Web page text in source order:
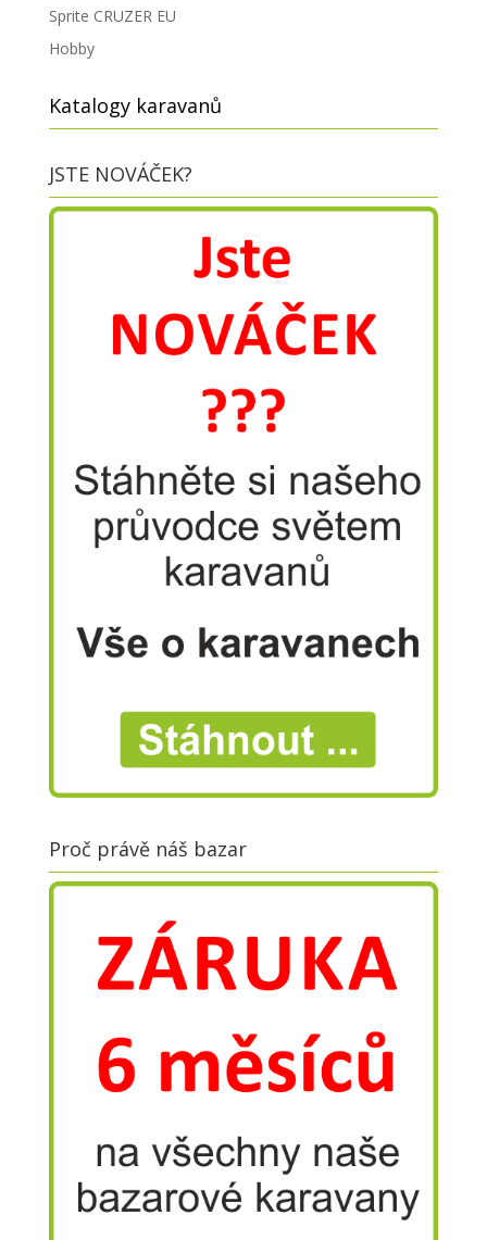
Sprite CRUZER EU
Hobby
Katalogy karavanů
JSTE NOVÁČEK?
Proč právě náš bazar